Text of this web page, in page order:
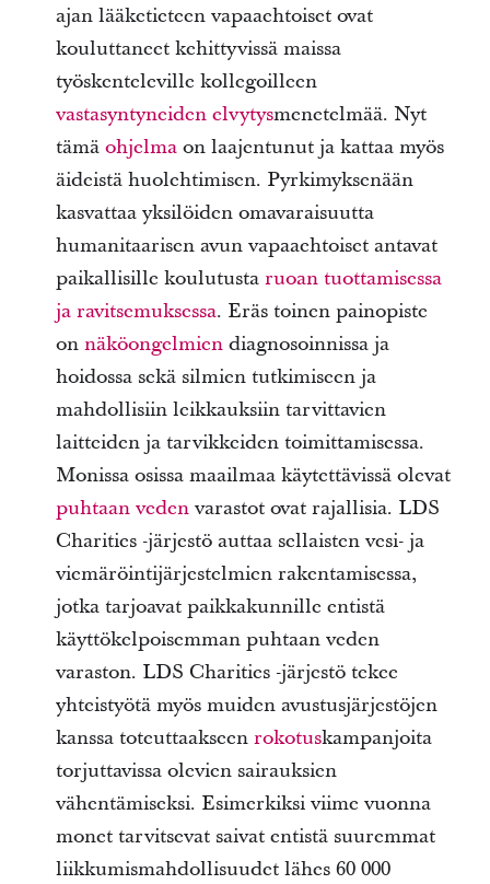
ajan lääketieteen vapaaehtoiset ovat
kouluttaneet kehittyvissä maissa
työskenteleville kollegoilleen
vastasyntyneiden elvytysmenetelmää. Nyt
tämä ohjelmaon laajentunut ja kattaa myös
äideistä huolehtimisen. Pyrkimyksenään
kasvattaa yksilöiden omavaraisuutta
humanitaarisen avun vapaaehtoiset antavat
paikallisille koulutusta ruoan tuottamisessa
ja ravitsemuksessa. Eräs toinen painopiste
on näköongelmiendiagnosoinnissa ja
hoidossa sekä silmien tutkimiseen ja
mahdollisiin leikkauksiin tarvittavien
laitteiden ja tarvikkeiden toimittamisessa.
Monissa osissa maailmaa käytettävissä olevat
puhtaan vedenvarastot ovat rajallisia. LDS
Charities -järjestö auttaa sellaisten vesi- ja
viemäröintijärjestelmien rakentamisessa,
jotka tarjoavat paikkakunnille entistä
käyttökelpoisemman puhtaan veden
varaston. LDS Charities -järjestö tekee
yhteistyötä myös muiden avustusjärjestöjen
kanssa toteuttaakseen rokotuskampanjoita
torjuttavissa olevien sairauksien
vähentämiseksi. Esimerkiksi viime vuonna
monet tarvitsevat saivat entistä suuremmat
liikkumismahdollisuudet lähes 60 000